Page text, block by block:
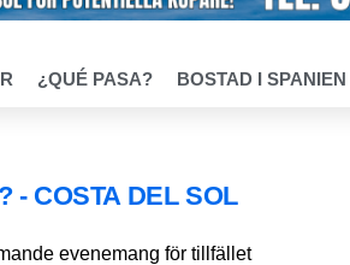
¿QUÉ PASA? BOSTAD I SPANIEN
- COSTA DEL SOL
evenemang för tillfället